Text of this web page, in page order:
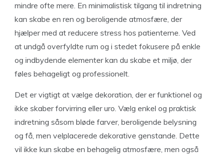
mindre ofte mere. En minimalistisk tilgang til indretning
kan skabe en ren og beroligende atmosfære, der
hjælper med at reducere stress hos patienterne. Ved
at undgå overfyldte rum og i stedet fokusere på enkle
og indbydende elementer kan du skabe et miljø, der
føles behageligt og professionelt.
Det er vigtigt at vælge dekoration, der er funktionel og
ikke skaber forvirring eller uro. Vælg enkel og praktisk
indretning såsom bløde farver, beroligende belysning
og få, men velplacerede dekorative genstande. Dette
vil ikke kun skabe en behagelig atmosfære, men også